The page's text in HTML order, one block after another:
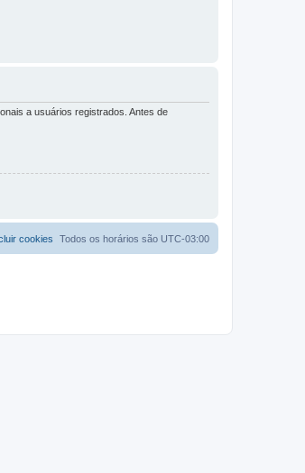
a usuários registrados. Antes de
Todos os horários são UTC-03:00
cookies